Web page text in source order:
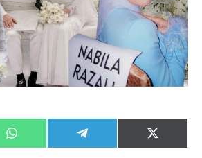
Share
on
Share
on
Share
on